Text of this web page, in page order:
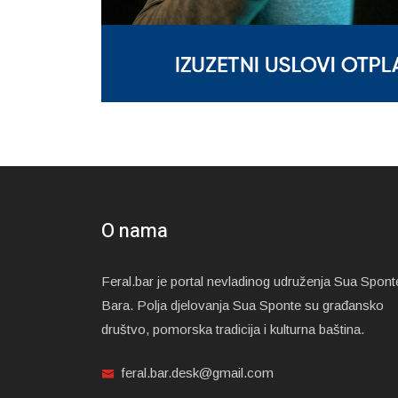
O nama
Feral.bar je portal nevladinog udruženja Sua
Bara. Polja djelovanja Sua Sponte su građansko
društvo, pomorska tradicija i kulturna baština.
feral.bar.desk@gmail.com